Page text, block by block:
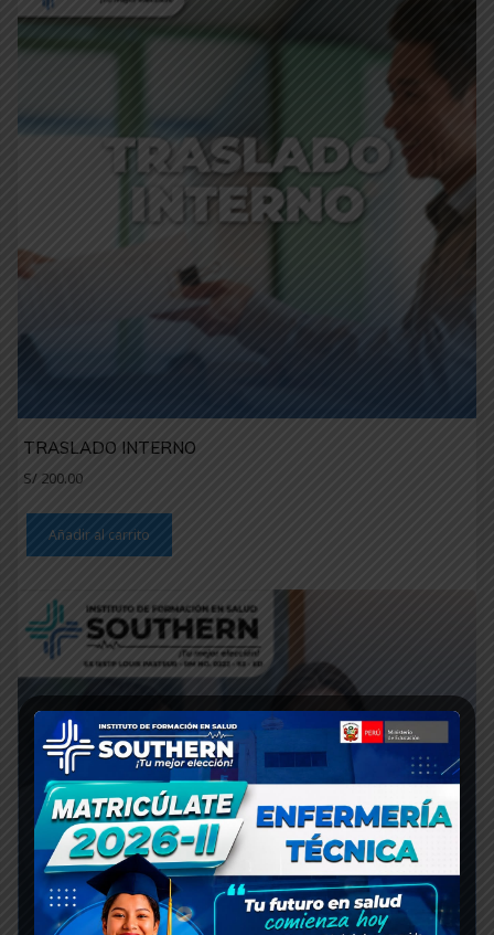
TRASLADO INTERNO
S/ 200.00
Añadir al carrito